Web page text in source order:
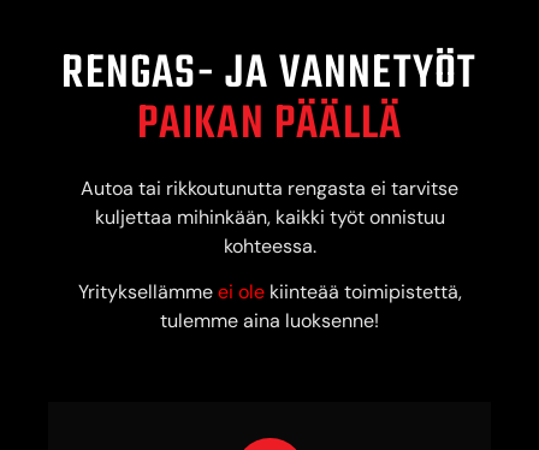
RENGAS- JA VANNETYÖT
PAIKAN PÄÄLLÄ
Autoa tai rikkoutunutta rengasta ei tarvitse
kuljettaa mihinkään, kaikki työt onnistuu
kohteessa.
Yrityksellämmeei olekiinteää toimipistettä,
tulemme aina luoksenne!